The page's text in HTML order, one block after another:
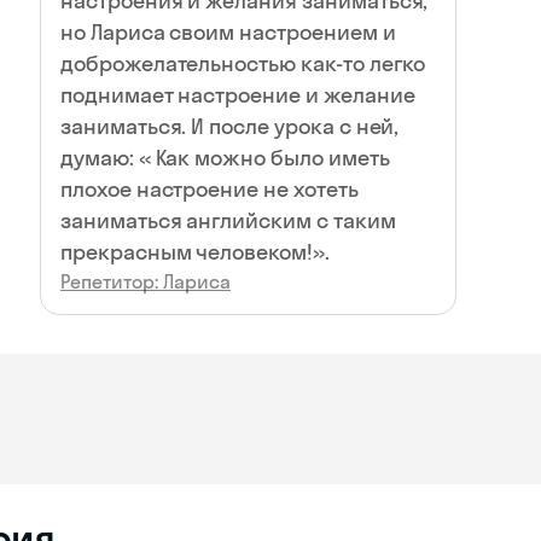
но Лариса своим настроением и
доброжелательностью как-то легко
поднимает настроение и желание
заниматься. И после урока с ней,
думаю: « Как можно было иметь
плохое настроение не хотеть
заниматься английским с таким
прекрасным человеком!».
Репетитор: Лариса